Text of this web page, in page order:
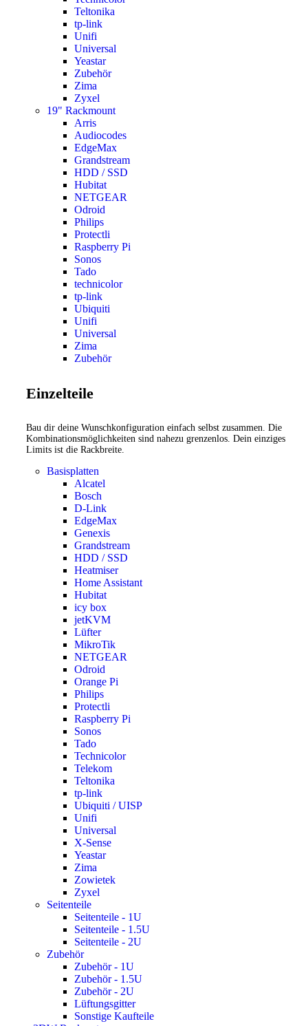
Teltonika
tp-link
Unifi
Universal
Yeastar
Zubehör
Zima
Zyxel
19" Rackmount
Arris
Audiocodes
EdgeMax
Grandstream
HDD / SSD
Hubitat
NETGEAR
Odroid
Philips
Protectli
Raspberry Pi
Sonos
Tado
technicolor
tp-link
Ubiquiti
Unifi
Universal
Zima
Zubehör
Einzelteile
Bau dir deine Wunschkonfiguration einfach selbst zusammen. Die
Kombinationsmöglichkeiten sind nahezu grenzenlos. Dein einziges
Limits ist die Rackbreite.
Basisplatten
Alcatel
Bosch
D-Link
EdgeMax
Genexis
Grandstream
HDD / SSD
Heatmiser
Home Assistant
Hubitat
icy box
jetKVM
Lüfter
MikroTik
NETGEAR
Odroid
Orange Pi
Philips
Protectli
Raspberry Pi
Sonos
Tado
Technicolor
Telekom
Teltonika
tp-link
Ubiquiti / UISP
Unifi
Universal
X-Sense
Yeastar
Zima
Zowietek
Zyxel
Seitenteile
Seitenteile - 1U
Seitenteile - 1.5U
Seitenteile - 2U
Zubehör
Zubehör - 1U
Zubehör - 1.5U
Zubehör - 2U
Lüftungsgitter
Sonstige Kaufteile